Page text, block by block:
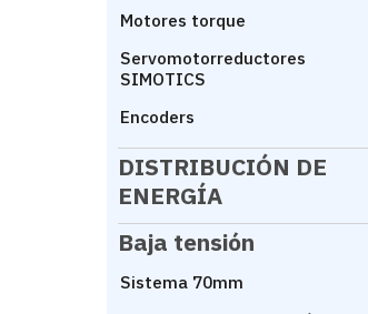
Motores torque
Servomotorreductores
SIMOTICS
Encoders
DISTRIBUCIÓN DE
ENERGÍA
Baja tensión
Sistema 70mm